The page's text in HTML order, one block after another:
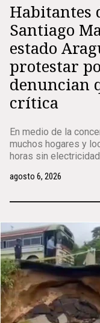
Habitantes
Santiago
estado
protestar
denuncian
crítica
En medio de la
muchos hogares y
horas sin
agosto 6, 2026